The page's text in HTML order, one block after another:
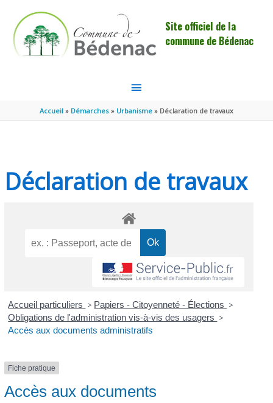
Site officiel de la
commune de Bédenac
MENU
PRINCIPAL
Accueil Démarches Urbanisme Déclaration de travaux
Déclaration de travaux
Accueil particuliers > Papiers - Citoyenneté - Élections >
Obligations de l'administration vis-à-vis des usagers >
Accès aux documents administratifs
Fiche pratique
Accès aux documents